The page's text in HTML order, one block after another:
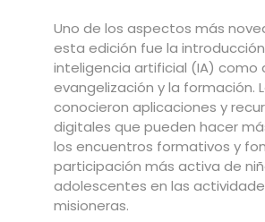
Uno de los aspectos más
esta edición fue la
inteligencia artificial (IA) como
evangelización y la formación.
conocieron aplicaciones y
digitales que pueden hacer
los encuentros formativos y
participación más activa de
adolescentes en las
misioneras.